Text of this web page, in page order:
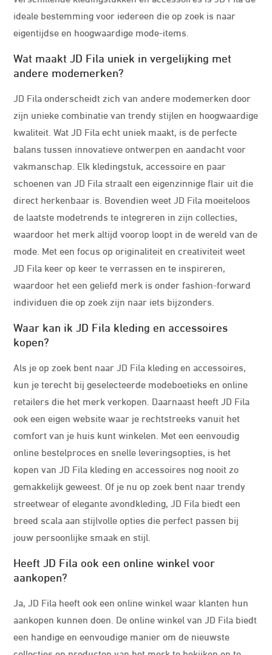
ideale bestemming voor iedereen die op zoek is naar
eigentijdse en hoogwaardige mode-items.
Wat maakt JD Fila uniek in vergelijking met
andere modemerken?
JD Fila onderscheidt zich van andere modemerken door
zijn unieke combinatie van trendy stijlen en hoogwaardige
kwaliteit. Wat JD Fila echt uniek maakt, is de perfecte
balans tussen innovatieve ontwerpen en aandacht voor
vakmanschap. Elk kledingstuk, accessoire en paar
schoenen van JD Fila straalt een eigenzinnige flair uit die
direct herkenbaar is. Bovendien weet JD Fila moeiteloos
de laatste modetrends te integreren in zijn collecties,
waardoor het merk altijd voorop loopt in de wereld van de
mode. Met een focus op originaliteit en creativiteit weet
JD Fila keer op keer te verrassen en te inspireren,
waardoor het een geliefd merk is onder fashion-forward
individuen die op zoek zijn naar iets bijzonders.
Waar kan ik JD Fila kleding en accessoires
kopen?
Als je op zoek bent naar JD Fila kleding en accessoires,
kun je terecht bij geselecteerde modeboetieks en online
retailers die het merk verkopen. Daarnaast heeft JD Fila
ook een eigen website waar je rechtstreeks vanuit het
comfort van je huis kunt winkelen. Met een eenvoudig
online bestelproces en snelle leveringsopties, is het
kopen van JD Fila kleding en accessoires nog nooit zo
gemakkelijk geweest. Of je nu op zoek bent naar trendy
streetwear of elegante avondkleding, JD Fila biedt een
breed scala aan stijlvolle opties die perfect passen bij
jouw persoonlijke smaak en stijl.
Heeft JD Fila ook een online winkel voor
aankopen?
Ja, JD Fila heeft ook een online winkel waar klanten hun
aankopen kunnen doen. De online winkel van JD Fila biedt
een handige en eenvoudige manier om de nieuwste